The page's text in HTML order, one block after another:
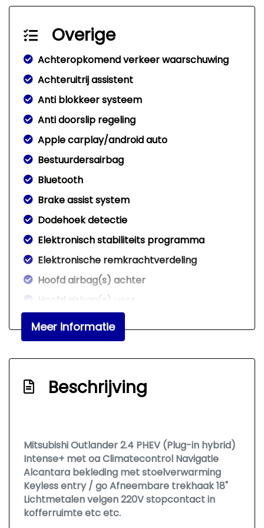
Overige
Achteropkomend verkeer waarschuwing
Achteruitrij assistent
Anti blokkeer systeem
Anti doorslip regeling
Apple carplay/android auto
Bestuurdersairbag
Bluetooth
Brake assist system
Dodehoek detectie
Elektronisch stabiliteits programma
Elektronische remkrachtverdeling
Hoofd airbag(s) achter
Hoofd airbag(s) voor
Keyless start
Knie airbag(s)
Kruisend verkeer detectie
Led mistlampen
Oplaadmogelijkheid
Rondomzicht camera
Schakelpaddles
Zij airbag(s) voor
Interieur
Meer informatie
Beschrijving
Mitsubishi Outlander 2.4 PHEV (Plug-in hybrid)
Intense+ met oa Climatecontrol Navigatie
Alcantara bekleding met stoelverwarming
Keyless entry / go Afneembare trekhaak 18"
Lichtmetalen velgen 220V stopcontact in
kofferruimte etc etc.